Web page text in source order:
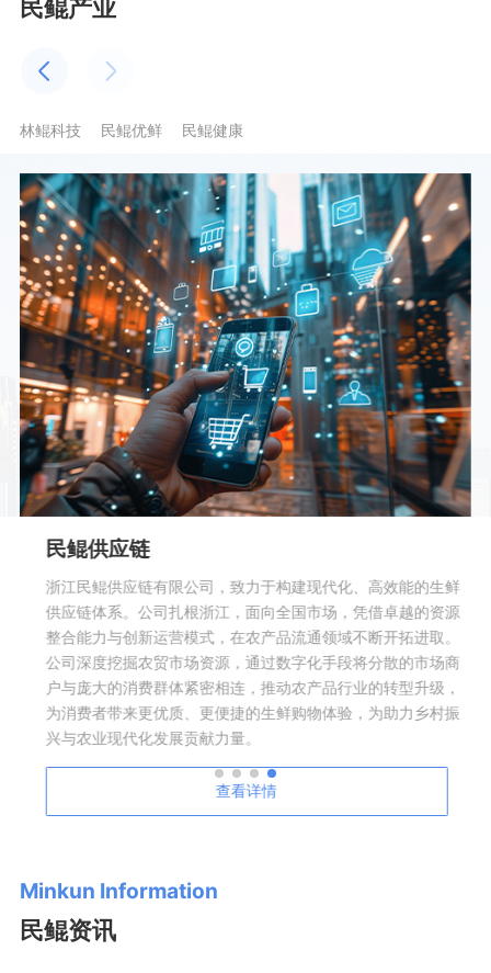
民鲲产业
林鲲科技 民鲲优鲜 民鲲健康
林鲲科技
林鲲科技致力于农贸（批）市场智慧化、数字化软硬件研发，
通过云计算、大数据、物联网等前沿技术的整合应用，潜心研
究智慧化、数字化农贸（批）市场信息化管理平台、市场监管
平台、食品安全溯源平台、市场O2O电商平台以及市场B2B电
商平台，全力打造农产品全生态链。公司成功案例超过3000家
市场，服务网络覆盖浙江、江苏、江西、河南、湖南、湖北、
北京、四川等区域，致力于打造新时代国内智慧化、数字化农
贸（批）信息化服务商领导者。
查看详情
Minkun Information
民鲲资讯